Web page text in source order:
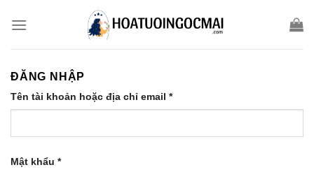
ĐĂNG NHẬP
Tên tài khoản hoặc địa chỉ email *
Mật khẩu *